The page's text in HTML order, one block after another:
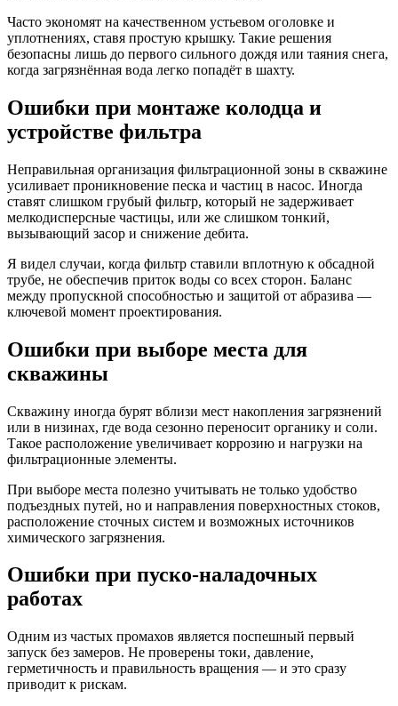
Часто экономят на качественном устьевом оголовке и
уплотнениях, ставя простую крышку. Такие решения
безопасны лишь до первого сильного дождя или таяния снега,
когда загрязнённая вода легко попадёт в шахту.
Ошибки при монтаже колодца и
устройстве фильтра
Неправильная организация фильтрационной зоны в скважине
усиливает проникновение песка и частиц в насос. Иногда
ставят слишком грубый фильтр, который не задерживает
мелкодисперсные частицы, или же слишком тонкий,
вызывающий засор и снижение дебита.
Я видел случаи, когда фильтр ставили вплотную к обсадной
трубе, не обеспечив приток воды со всех сторон. Баланс
между пропускной способностью и защитой от абразива —
ключевой момент проектирования.
Ошибки при выборе места для
скважины
Скважину иногда бурят вблизи мест накопления загрязнений
или в низинах, где вода сезонно переносит органику и соли.
Такое расположение увеличивает коррозию и нагрузки на
фильтрационные элементы.
При выборе места полезно учитывать не только удобство
подъездных путей, но и направления поверхностных стоков,
расположение сточных систем и возможных источников
химического загрязнения.
Ошибки при пуско-наладочных
работах
Одним из частых промахов является поспешный первый
запуск без замеров. Не проверены токи, давление,
герметичность и правильность вращения — и это сразу
приводит к рискам.